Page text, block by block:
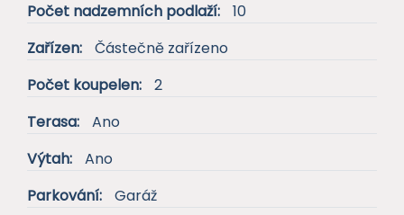
Počet nadzemních podlaží:
10
Zařízen:
Částečně zařízeno
Počet koupelen:
2
Terasa:
Ano
Výtah:
Ano
Parkování:
Garáž